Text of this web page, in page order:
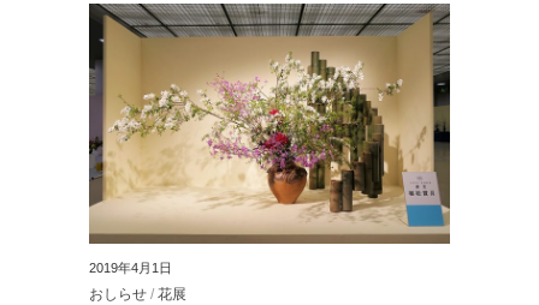
2019年4月1日
おしらせ / 花展